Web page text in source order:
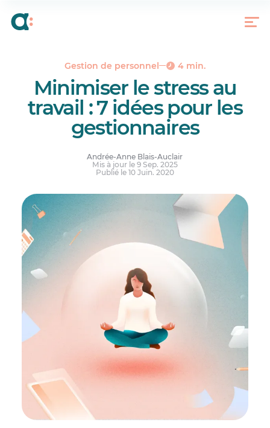
Gestion de personnel 4 min.
Minimiser le stress au
travail : 7 idées pour les
gestionnaires
Andrée-Anne Blais-Auclair
Mis à jour le 9 Sep. 2025
Publié le 10 Juin. 2020
Miser sur l’avenir